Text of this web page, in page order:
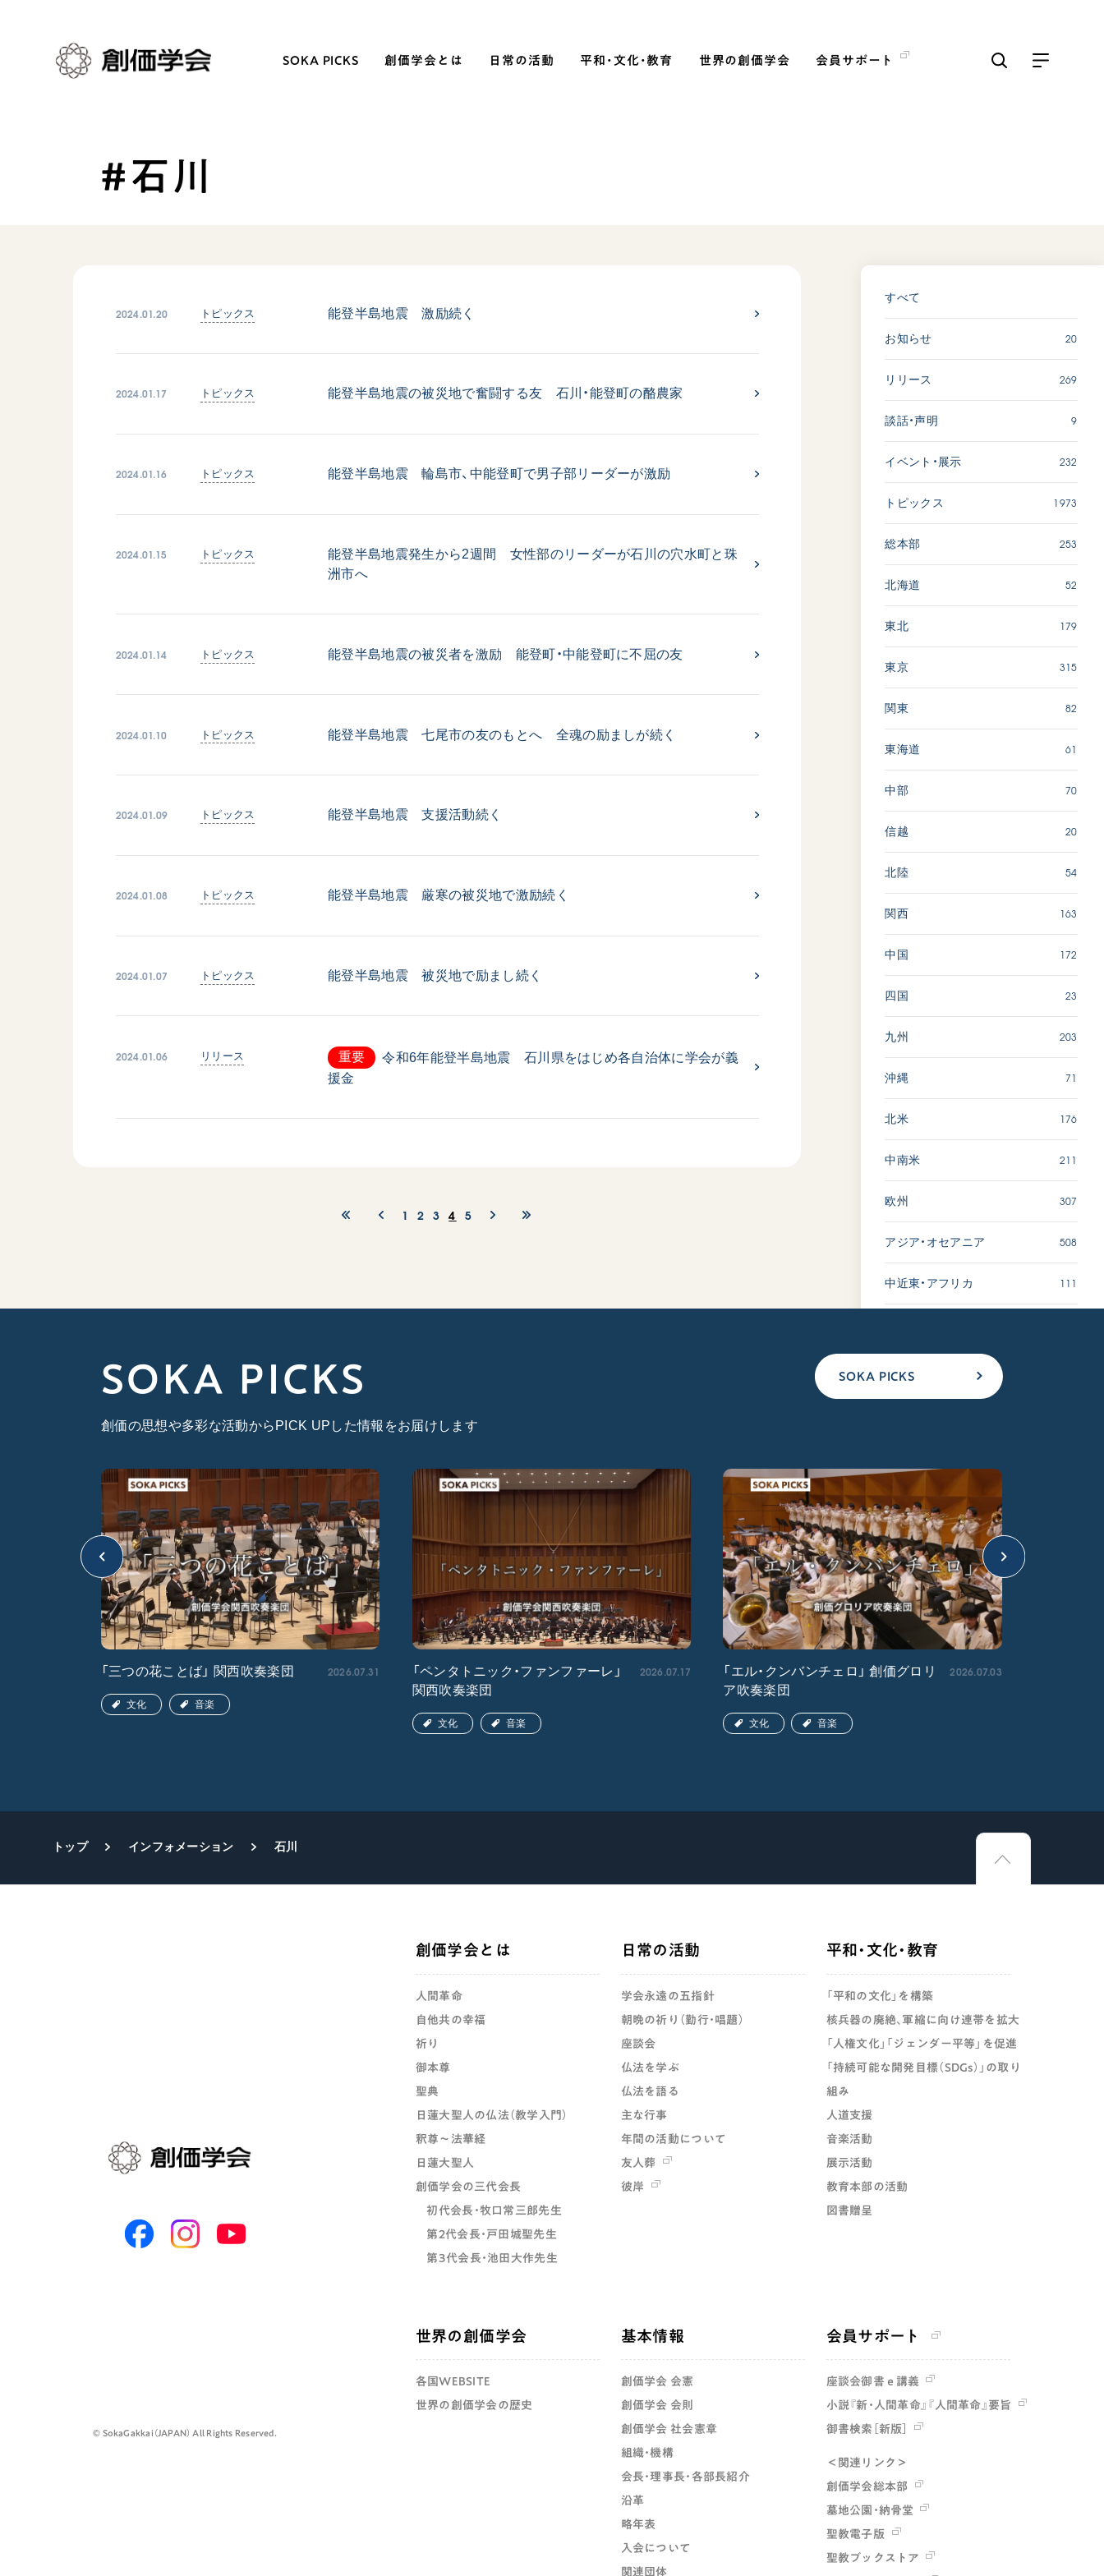
SOKA PICKS 創価学会とは 日常の活動 平和・文化・教育 世界の創価学会 会員サポート
創価学会とは
釈尊～法華経
第3代会長・池田大作先生
仏法を語る
年間の活動について
彼岸
「持続可能な開発目標（SDGs）」の
人道支援
世界の創価学会の歴史
小説『新・人間革命』『人間革命』
聖教ブックストア
Soka Gakkai グローバルサイト
文化
「ペンタトニック・ファン
ファーレ」 関西吹奏楽団
2026.07.17
文化
動画
「エル・クンバンチェロ」
創価グロリア吹奏楽団
2026.07.03
動画
#石川
2024.01.20 トピックス 能登半島地震 激励続く
2024.01.17 トピックス 能登半島地震の被災地で奮闘する友 石川・能登町の酪農家
2024.01.16 トピックス 能登半島地震 輪島市、中能登町で男子部リーダーが激励
2024.01.15 トピックス
能登半島地震発生から2週間 女性部のリーダーが石川の穴水町と珠
洲市へ
2024.01.14 トピックス 能登半島地震の被災者を激励 能登町・中能登町に不屈の友
2024.01.10 トピックス 能登半島地震 七尾市の友のもとへ 全魂の励ましが続く
2024.01.09 トピックス 能登半島地震 支援活動続く
2024.01.08 トピックス 能登半島地震 厳寒の被災地で激励続く
2024.01.07 トピックス 能登半島地震 被災地で励まし続く
2024.01.06 リリース 重要
令和6年能登半島地震 石川県をはじめ各自治体に学会が義
援金
1 2 3 4 5
すべて
お知らせ 20
リリース 269
談話・声明 9
イベント・展示 232
トピックス 1973
総本部 253
北海道 52
東北 179
東京 315
関東 82
東海道 61
中部 70
信越 20
北陸 54
関西 163
中国 172
四国 23
九州 203
沖縄 71
北米 176
中南米 211
欧州 307
アジア・オセアニア 508
中近東・アフリカ 111
SOKA PICKS
創価の思想や多彩な活動からPICK UPした情報をお届けします
SOKA PICKS
「三つの花ことば」 関西吹奏楽団 2026.07.31
文化 音楽
「ペンタトニック・ファンファーレ」
関西吹奏楽団
2026.07.17
文化 音楽
「エル・クンバンチェロ」 創価グロリ
ア吹奏楽団
2026.07.03
文化 音楽
トップ インフォメーション 石川
©️ SokaGakkai（JAPAN） All Rights Reserved.
創価学会とは
人間革命
自他共の幸福
祈り
御本尊
聖典
日蓮大聖人の仏法（教学入門）
釈尊～法華経
日蓮大聖人
創価学会の三代会長
初代会長・牧口常三郎先生
第2代会長・戸田城聖先生
第3代会長・池田大作先生
日常の活動
学会永遠の五指針
朝晩の祈り（勤行・唱題）
座談会
仏法を学ぶ
仏法を語る
主な行事
年間の活動について
友人葬
彼岸
平和・文化・教育
「平和の文化」を構築
核兵器の廃絶、軍縮に向け連帯を拡大
「人権文化」「ジェンダー平等」を促進
「持続可能な開発目標（SDGs）」の取り
組み
人道支援
音楽活動
展示活動
教育本部の活動
図書贈呈
世界の創価学会
各国WEBSITE
世界の創価学会の歴史
基本情報
創価学会 会憲
創価学会 会則
創価学会 社会憲章
組織・機構
会長・理事長・各部長紹介
沿革
略年表
入会について
関連団体
会員サポート
座談会御書ｅ講義
小説『新・人間革命』『人間革命』要旨
御書検索［新版］
＜関連リンク＞
創価学会総本部
墓地公園・納骨堂
聖教電子版
聖教ブックストア